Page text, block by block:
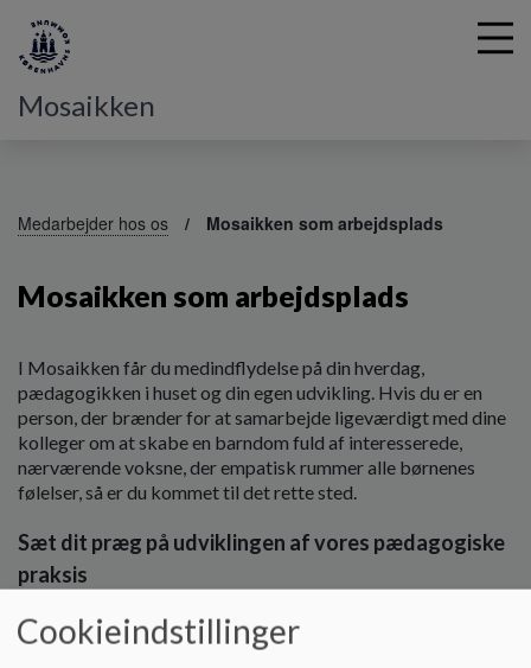
d
Mosaikken
Medarbejder hos os Mosaikken som arbejdsplads
Mosaikken som arbejdsplads
I Mosaikken får du medindflydelse på din hverdag,
pædagogikken i huset og din egen udvikling. Hvis du er en
person, der brænder for at samarbejde ligeværdigt med dine
kolleger om at skabe en barndom fuld af interesserede,
nærværende voksne, der empatisk rummer alle børnenes
følelser, så er du kommet til det rette sted.
Sæt dit præg på udviklingen af vores pædagogiske
praksis
Som medarbejder i Mosaikken får du lov til at gå forrest i
udviklingen af den pædagogiske praksis i et læringstilbud
Cookieindstillinger